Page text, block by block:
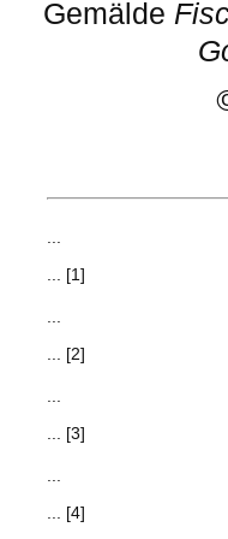
Gemälde
... [1]
... [2]
... [3]
... [4]